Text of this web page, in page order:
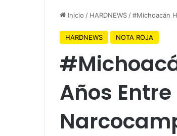
Inicio / HARDNEWS /#Michoacán
HARDNEWS NOTA ROJA
Años Entre